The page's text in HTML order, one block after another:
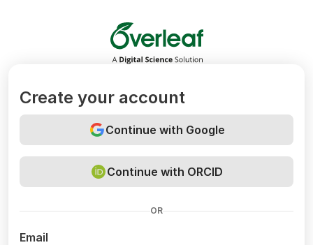
Overleaf
Create your account
Continue with Google
Continue with ORCID
OR
Email